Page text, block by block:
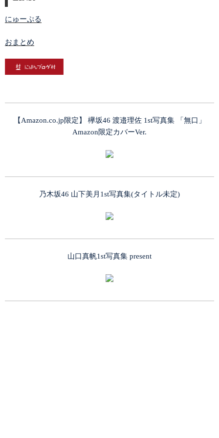
にゅーぷる
おまとめ
【Amazon.co.jp限定】 欅坂46 渡邉理佐 1st写真集 「無口」
Amazon限定カバーVer.
乃木坂46 山下美月1st写真集(タイトル未定)
山口真帆1st写真集 present